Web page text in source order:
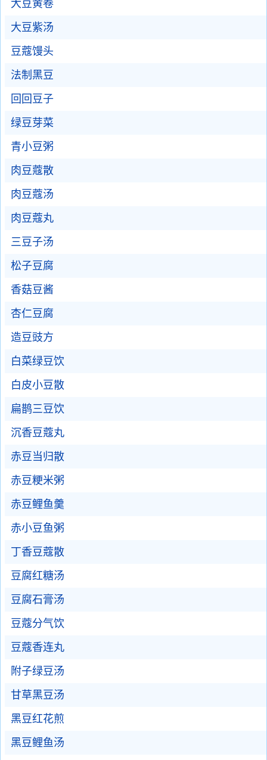
大豆黄卷
大豆紫汤
豆蔻馒头
法制黑豆
回回豆子
绿豆芽菜
青小豆粥
肉豆蔻散
肉豆蔻汤
肉豆蔻丸
三豆子汤
松子豆腐
香菇豆酱
杏仁豆腐
造豆豉方
白菜绿豆饮
白皮小豆散
扁鹊三豆饮
沉香豆蔻丸
赤豆当归散
赤豆粳米粥
赤豆鲤鱼羹
赤小豆鱼粥
丁香豆蔻散
豆腐红糖汤
豆腐石膏汤
豆蔻分气饮
豆蔻香连丸
附子绿豆汤
甘草黑豆汤
黑豆红花煎
黑豆鲤鱼汤